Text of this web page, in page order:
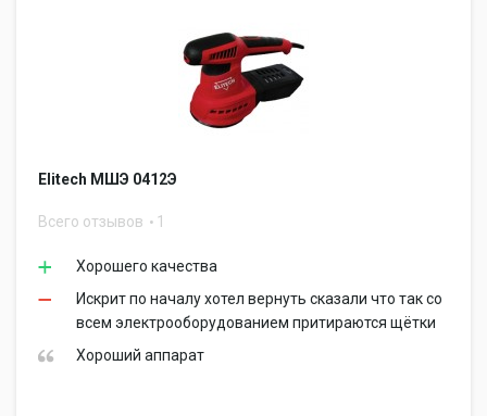
Elitech МШЭ 0412Э
Всего отзывов 1
Хорошего качества
Искрит по началу хотел вернуть сказали что так со
всем электрооборудованием притираются щётки
Хороший аппарат